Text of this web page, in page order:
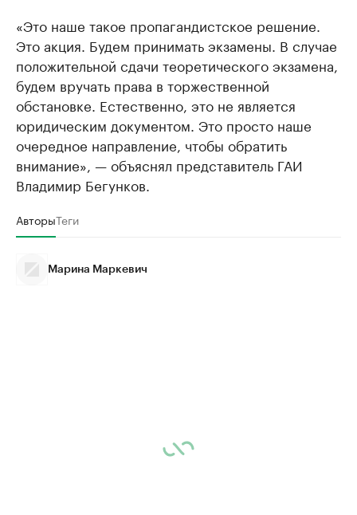
«Это наше такое пропагандистское решение.
Это акция. Будем принимать экзамены. В случае
положительной сдачи теоретического экзамена,
будем вручать права в торжественной
обстановке. Естественно, это не является
юридическим документом. Это просто наше
очередное направление, чтобы обратить
внимание», — объяснял представитель ГАИ
Владимир Бегунков.
АвторыТеги
Марина Маркевич